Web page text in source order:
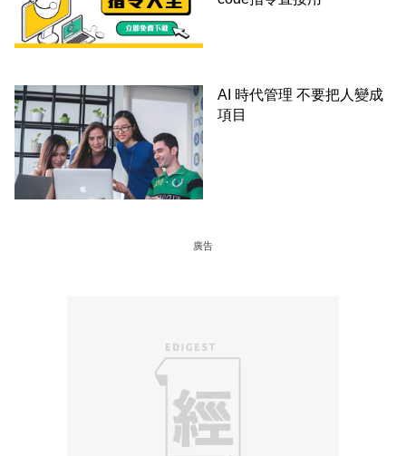
AI 時代管理 不要把人變成
項目
廣告